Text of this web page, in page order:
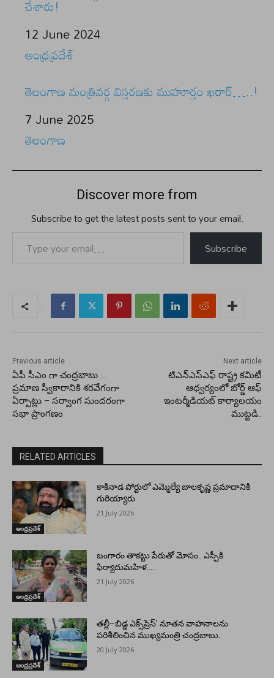
చేశారు!
Date
12 June 2024
In relation to
ఆంధ్రప్రదేశ్
తెలంగాణ మంత్రివర్గ విస్తరణకు ముహూర్తం ఖరార్…..!
Date
7 June 2025
In relation to
తెలంగాణ
Discover more from
Subscribe to get the latest posts sent to your email.
Subscribe
Previous article
ఏపీ సీఎం గా చంద్రబాబు …
ప్రమాణ స్వీకారానికి శరవేగంగా
ఏర్పాట్లు – సర్వాంగ సుందరంగా
సభా ప్రాంగణం
Next article
టిఎన్ఎస్ఎఫ్ రాష్ట్ర కమిటీ
ఆధ్వర్యంలో బోర్డ్ ఆఫ్
ఇంటర్మీడియట్ కార్యాలయం
ముట్టడి..
RELATED ARTICLES
ఆంధ్రప్రదేశ్
కాకినాడ పోర్టులో ఎమ్మెల్యే బాలకృష్ణ ప్రమాదానికి
గురియ్యారు
21 July 2026
ఆంధ్రప్రదేశ్
బంగారం తాకట్టు పేరుతో మోసం.. ఎస్పీకి
ఫిర్యాదుమహిళ…..
21 July 2026
ఆంధ్రప్రదేశ్
తల్లీ–బిడ్డ ఎక్స్‌ప్రెస్’ నూతన వాహనాలను
పరిశీలించిన ముఖ్యమంత్రి చంద్రబాబు.
20 July 2026